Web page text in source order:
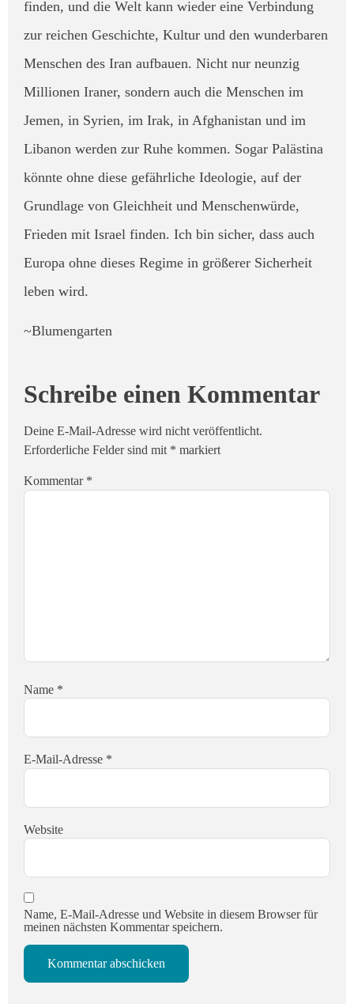
finden, und die Welt kann wieder eine Verbindung
zur reichen Geschichte, Kultur und den wunderbaren
Menschen des Iran aufbauen. Nicht nur neunzig
Millionen Iraner, sondern auch die Menschen im
Jemen, in Syrien, im Irak, in Afghanistan und im
Libanon werden zur Ruhe kommen. Sogar Palästina
könnte ohne diese gefährliche Ideologie, auf der
Grundlage von Gleichheit und Menschenwürde,
Frieden mit Israel finden. Ich bin sicher, dass auch
Europa ohne dieses Regime in größerer Sicherheit
leben wird.
~Blumengarten
Schreibe einen Kommentar
Deine E-Mail-Adresse wird nicht veröffentlicht.
Erforderliche Felder sind mit * markiert
Kommentar *
Name *
E-Mail-Adresse *
Website
Name, E-Mail-Adresse und Website in diesem Browser für
meinen nächsten Kommentar speichern.